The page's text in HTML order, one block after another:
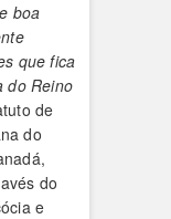
boa
que fica
do Reino
de
do
do
e